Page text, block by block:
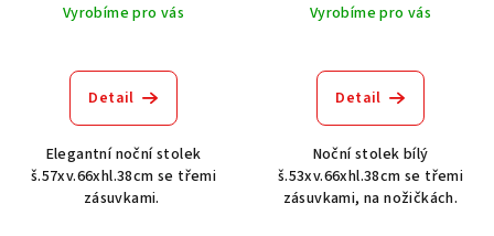
Vyrobíme pro vás
Detail
Elegantní noční stolek
š.57xv.66xhl.38cm se třemi
zásuvkami.
Vyrobíme pro vás
Detail
Noční stolek bílý
š.53xv.66xhl.38cm se třemi
zásuvkami, na nožičkách.